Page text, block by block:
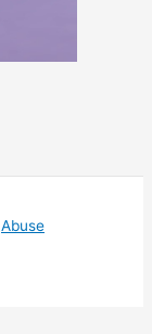
Abuse